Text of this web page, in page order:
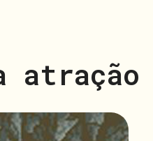
atração